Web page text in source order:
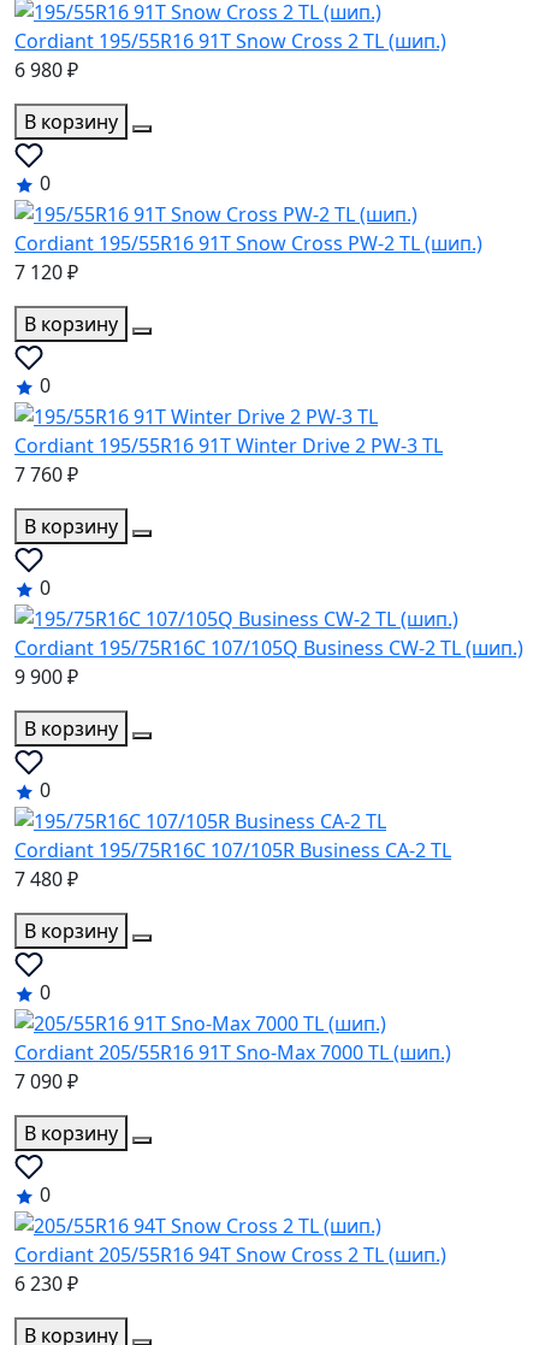
Cordiant 195/55R16 91T Snow Cross 2 TL (шип.)
6 980 ₽
В корзину
0
Cordiant 195/55R16 91T Snow Cross PW-2 TL (шип.)
7 120 ₽
В корзину
0
Cordiant 195/55R16 91T Winter Drive 2 PW-3 TL
7 760 ₽
В корзину
0
Cordiant 195/75R16C 107/105Q Business CW-2 TL (шип.)
9 900 ₽
В корзину
0
Cordiant 195/75R16C 107/105R Business CA-2 TL
7 480 ₽
В корзину
0
Cordiant 205/55R16 91T Sno-Max 7000 TL (шип.)
7 090 ₽
В корзину
0
Cordiant 205/55R16 94T Snow Cross 2 TL (шип.)
6 230 ₽
В корзину